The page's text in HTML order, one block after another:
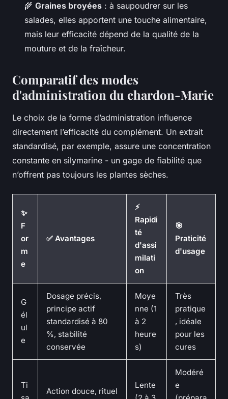
🌾 Graines broyées : à saupoudrer sur les
salades, elles apportent une touche alimentaire,
mais leur efficacité dépend de la qualité de la
mouture et de la fraîcheur.
Comparatif des modes
d'administration du chardon-Marie
Le choix de la forme d’administration influence
directement l’efficacité du complément. Un extrait
standardisé, par exemple, assure une concentration
constante en silymarine - un gage de fiabilité que
n’offrent pas toujours les plantes sèches.
✨
F
or
m
e
✅ Avantages
⚡
Rapidi
té
d'assi
milati
on
🎯
Praticité
d'usage
G
él
ul
e
Dosage précis,
principe actif
standardisé à 80
%, stabilité
conservée
Moye
nne (1
à 2
heure
s)
Très
pratique
, idéale
pour les
cures
Ti
Action douce, rituel
Lente
Modéré
e